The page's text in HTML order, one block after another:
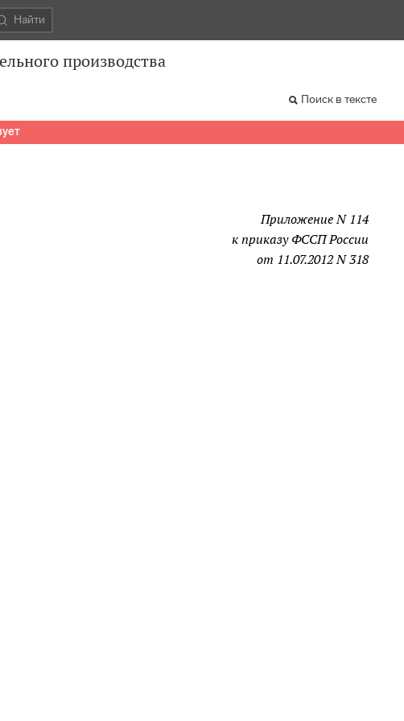
Найти
производства
Поиск в тексте
Приложение N 114
к приказу ФССП России
от 11.07.2012 N 318